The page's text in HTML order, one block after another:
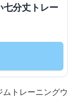
七分丈トレー
トレーニングウ